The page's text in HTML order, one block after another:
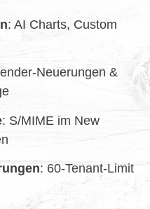
: AI Charts, Custom
&
: S/MIME im New
: 60‑Tenant‑Limit